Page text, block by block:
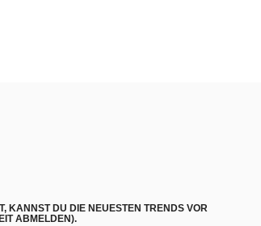
KANNST DU DIE NEUESTEN TRENDS VOR
ABMELDEN).